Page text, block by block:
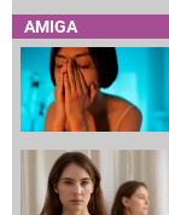
AMIGA